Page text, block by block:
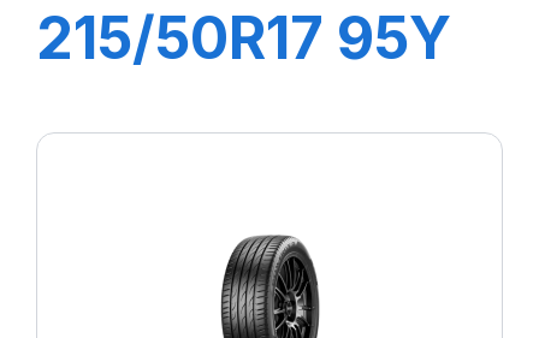
215/50R17 95Y